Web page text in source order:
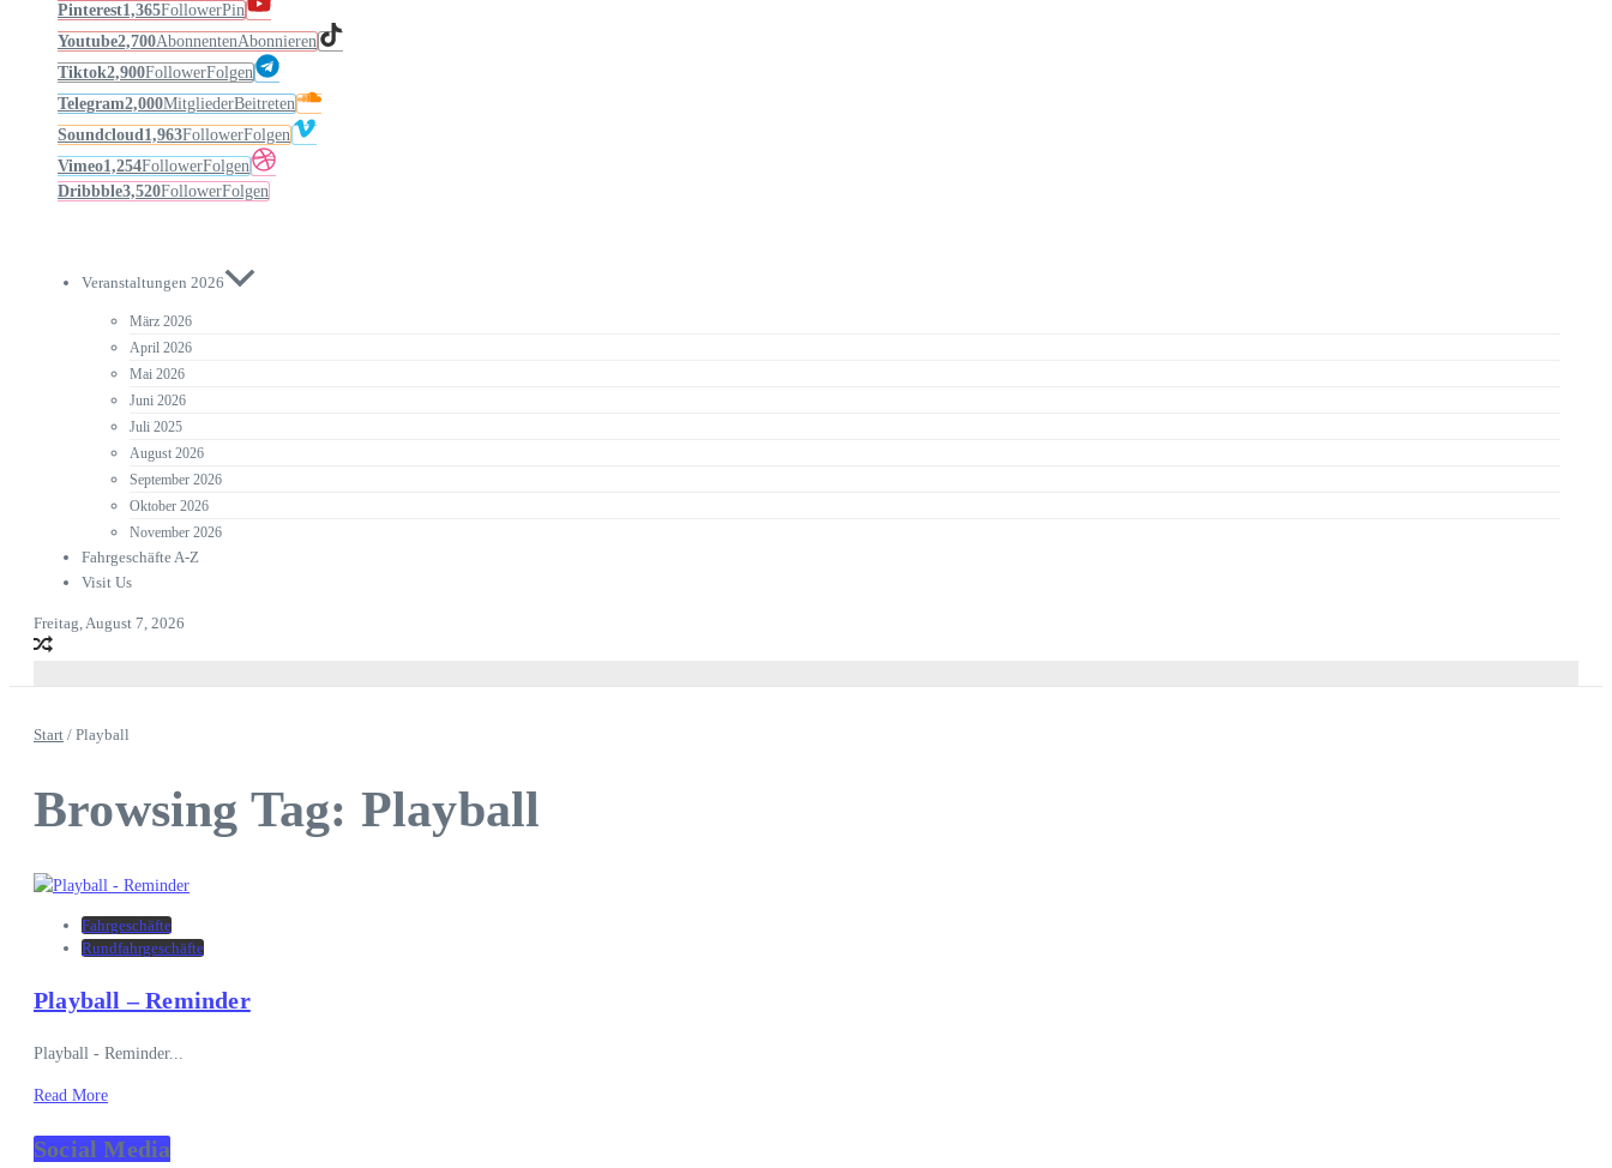
Pinterest1,365FollowerPin
Youtube2,700AbonnentenAbonnieren
Tiktok2,900FollowerFolgen
Telegram2,000MitgliederBeitreten
Soundcloud1,963FollowerFolgen
Vimeo1,254FollowerFolgen
Dribbble3,520FollowerFolgen
Veranstaltungen 2026
März 2026
April 2026
Mai 2026
Juni 2026
Juli 2025
August 2026
September 2026
Oktober 2026
November 2026
Fahrgeschäfte A-Z
Visit Us
Freitag, August 7, 2026
Start / Playball
Browsing Tag: Playball
Fahrgeschäfte
Rundfahrgeschäfte
Playball – Reminder
Playball - Reminder...
Read More
Social Media